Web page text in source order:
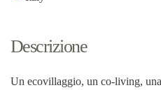
Descrizione
Un ecovillaggio, un co-living,